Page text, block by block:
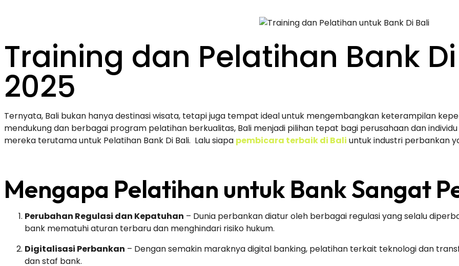
Home Blog Kontak
Training dan Pelatihan Bank
2025
Ternyata, Bali bukan hanya destinasi wisata, tetapi juga tempat ideal untuk mengembangkan keterampilan
mendukung dan berbagai program pelatihan berkualitas, Bali menjadi pilihan tepat bagi perusahaan dan
mereka terutama untuk Pelatihan Bank Di Bali. Lalu siapa pembicara terbaik di Bali untuk industri perbankan
Mengapa Pelatihan untuk Bank Sangat
Perubahan Regulasi dan Kepatuhan – Dunia perbankan diatur oleh berbagai regulasi yang selalu
bank mematuhi aturan terbaru dan menghindari risiko hukum.
Digitalisasi Perbankan – Dengan semakin maraknya digital banking, pelatihan terkait teknologi dan
dan staf bank.